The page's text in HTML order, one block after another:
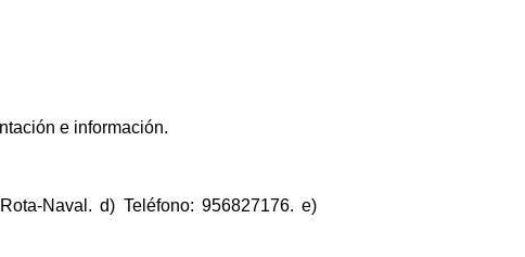
e información.
Naval. d) Teléfono: 956827176. e)